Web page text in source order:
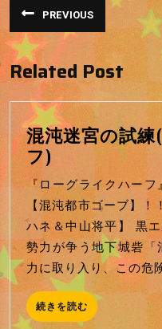
投
稿
ナ
ビ
ゲ
ー
シ
PREVIOUS
の
投
稿:
Related Post
混沌迷宮の試
フ)
沌
迷
宮
の
試
練
(ロ
ー
『ローグライクハー
【混沌都市ゴーブ】
ハネ＆中山将平】 黒
勢力が争う地下城砦
力に取り入り、この危
続きを読む 続
き